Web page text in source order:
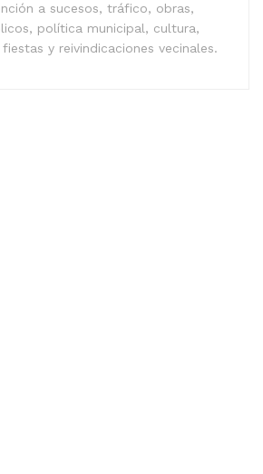
a sucesos, tráfico, obras,
política municipal, cultura,
y reivindicaciones vecinales.